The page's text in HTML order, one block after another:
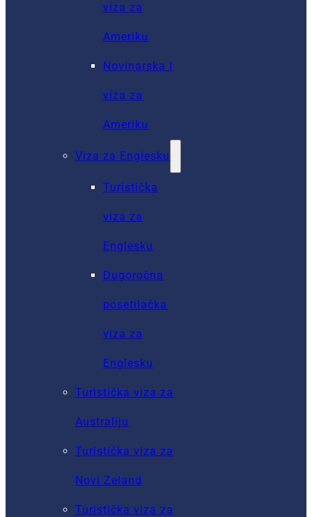
viza za
Ameriku
Novinarska I
viza za
Ameriku
Viza za Englesku
Turistička
viza za
Englesku
Dugoročna
posetilačka
viza za
Englesku
Turistička viza za
Australiju
Turistička viza za
Novi Zeland
Turistička viza za